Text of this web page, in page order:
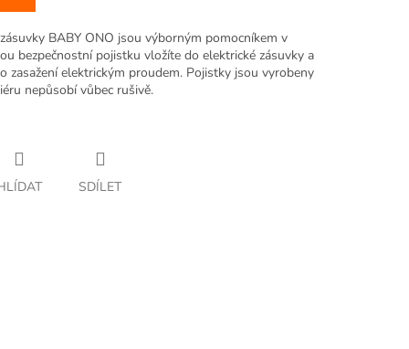
BABY ONO jsou výborným pomocníkem v
bezpečnostní pojistku vložíte do elektrické zásuvky a
zasažení elektrickým proudem. Pojistky jsou vyrobeny
nepůsobí vůbec rušivě.
SDÍLET